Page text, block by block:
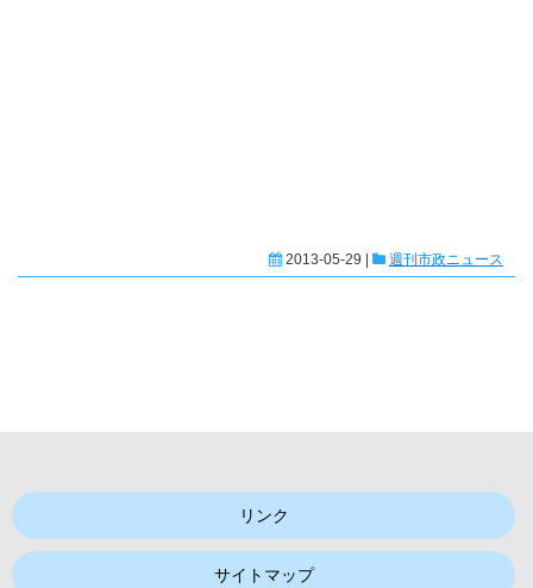
2013-05-29 | 週刊市政ニュース
リンク
サイトマップ